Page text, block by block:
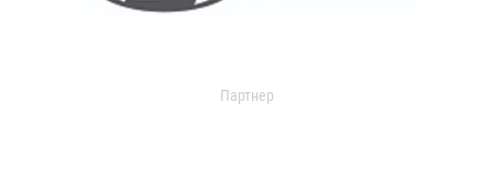
Партнер